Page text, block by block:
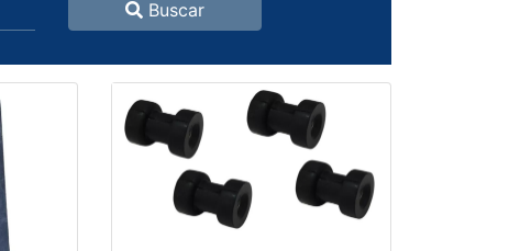
Buscar